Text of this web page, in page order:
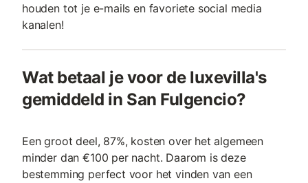
houden tot je e-mails en favoriete social media
kanalen!
Wat betaal je voor de luxevilla's
gemiddeld in San Fulgencio?
Een groot deel, 87%, kosten over het algemeen
minder dan €100 per nacht. Daarom is deze
bestemming perfect voor het vinden van een